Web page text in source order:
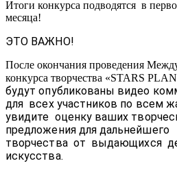
Итоги конкурса подводятся в
месяца!
ЭТО ВАЖНО!
После окончания проведения
конкурса творчества «STARS
будут опубликованы видео
для всех участников по всем
увидите оценку ваших
предложения для дальнейшего
творчества от выдающихся
искусства.